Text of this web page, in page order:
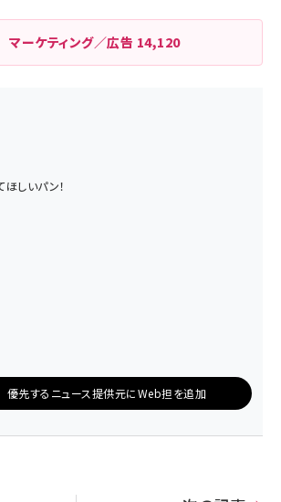
マーケティング／広告 14,120
しいパン！
優先するニュース提供元にWeb担を追加